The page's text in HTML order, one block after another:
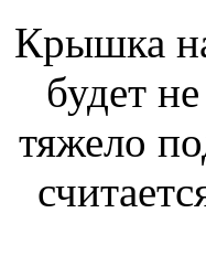
Крышка
будет
тяжело